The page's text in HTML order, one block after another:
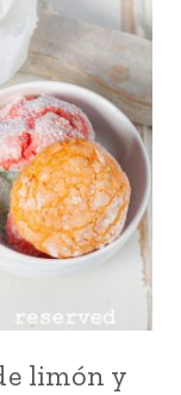
limón y